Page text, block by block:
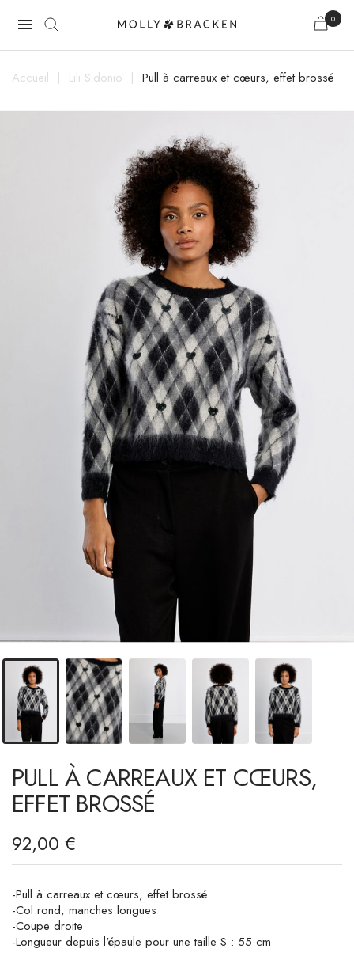
 0
Accueil Lili Sidonio Pull à carreaux et cœurs, effet brossé
PULL À CARREAUX ET CŒURS,
EFFET BROSSÉ
92,00 €
-Pull à carreaux et cœurs, effet brossé
-Col rond, manches longues
-Coupe droite
-Longueur depuis l'épaule pour une taille S : 55 cm